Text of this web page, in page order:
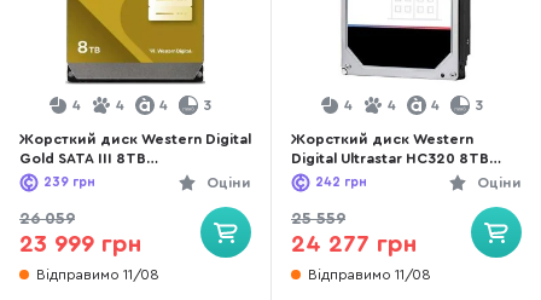
4 4 4 3
Жорсткий диск Western Digital
Gold SATA III 8TB
(WD8005FRYZ)
Оціни
239 грн
26 059
23 999 грн
Відправимо 11/08
4 4 4 3
Жорсткий диск Western
Digital Ultrastar HC320 8TB
(HUS728T8TALE6L4)
Оціни
242 грн
25 559
24 277 грн
Відправимо 11/08